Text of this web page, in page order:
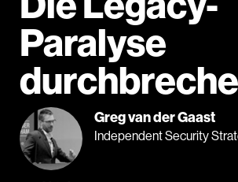
Paralyse
Greg van der Gaast
Independent Security